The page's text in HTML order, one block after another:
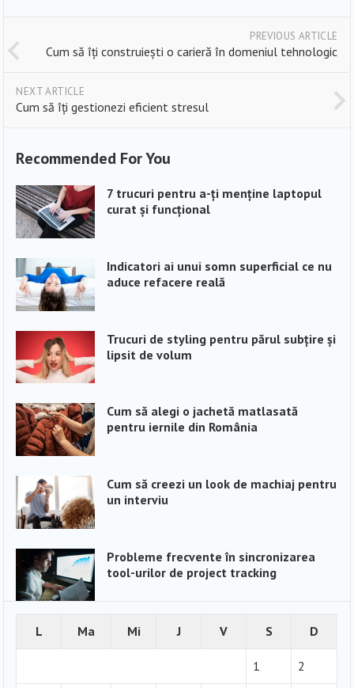
PREVIOUS ARTICLE
Cum să îți construiești o carieră în domeniul tehnologic
NEXT ARTICLE
Cum să îți gestionezi eficient stresul
Recommended For You
7 trucuri pentru a-ți menține laptopul
curat și funcțional
Indicatori ai unui somn superficial ce nu
aduce refacere reală
Trucuri de styling pentru părul subțire și
lipsit de volum
Cum să alegi o jachetă matlasată
pentru iernile din România
Cum să creezi un look de machiaj pentru
un interviu
Probleme frecvente în sincronizarea
tool-urilor de project tracking
L Ma Mi J V S D
1 2